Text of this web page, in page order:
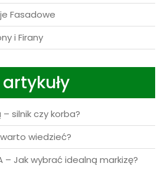
silnik czy korba?
wiedzieć?
– Jak wybrać idealną markizę?
fasadowe?